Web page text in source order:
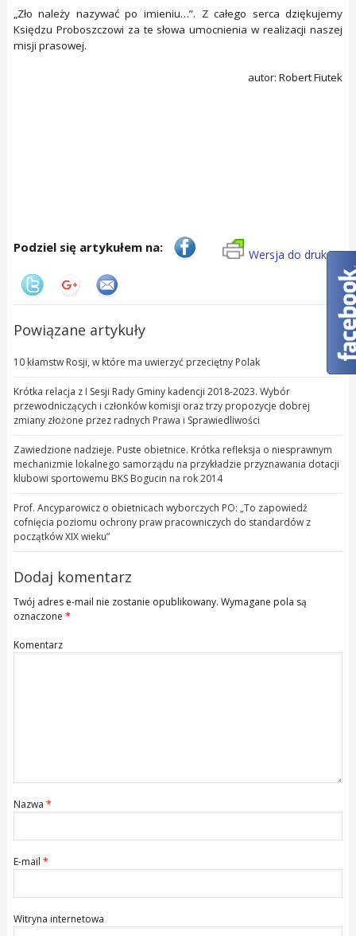
„Zło należy nazywać po imieniu…”. Z całego serca dziękujemy
Księdzu Proboszczowi za te słowa umocnienia w realizacji naszej
misji prasowej.
autor: Robert Fiutek
Wersja do druku
Podziel się artykułem na:
Powiązane artykuły
10 kłamstw Rosji, w które ma uwierzyć przeciętny Polak
Krótka relacja z I Sesji Rady Gminy kadencji 2018-2023. Wybór
przewodniczących i członków komisji oraz trzy propozycje dobrej
zmiany złożone przez radnych Prawa i Sprawiedliwości
Zawiedzione nadzieje. Puste obietnice. Krótka refleksja o niesprawnym
mechanizmie lokalnego samorządu na przykładzie przyznawania dotacji
klubowi sportowemu BKS Bogucin na rok 2014
Prof. Ancyparowicz o obietnicach wyborczych PO: „To zapowiedź
cofnięcia poziomu ochrony praw pracowniczych do standardów z
początków XIX wieku”
Dodaj komentarz
Twój adres e-mail nie zostanie opublikowany. Wymagane pola są
oznaczone *
Komentarz
Nazwa *
E-mail *
Witryna internetowa